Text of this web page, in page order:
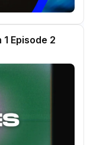
Episode 2